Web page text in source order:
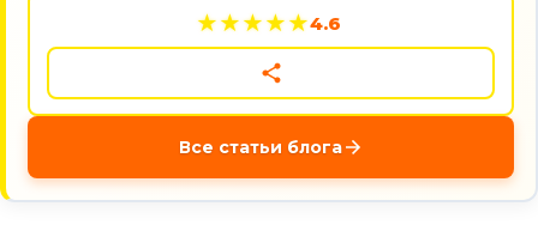
★★★★★4.6
Все статьи блога